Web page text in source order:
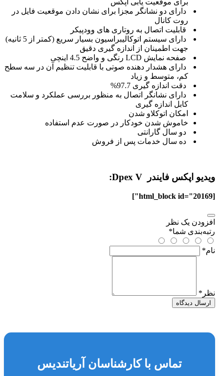
برای موقعیت یابی اپکس
دارای دو نشانگر مجزا برای نشان دادن موقعیت فایل در
روت کانال
قابلیت اتصال به روتاری های وودپیکر
دارای سیستم اتوکالیبراسیون بسیار سریع (کمتر از 5 ثانیه)
جهت اطمینان از اندازه گیری دقیق
صفحه نمایش LCD رنگی و واضح 4.5 اینچی
دارای هشدار دهنده صوتی با قابلیت تنظیم آن در سه سطح
کم، متوسط و زیاد
دقت اندازه گیری 97.7%
دارای نشانگر اتصال به منظور بررسی عملکرد و سلامت
کابل اندازه گیری
امکان اتوکلاو شدن
خاموش شدن خودکار در صورت عدم استفاده
دو سال گارانتی
ده سال خدمات پس از فروش
ویدیو اپکس فایندر Dpex V:
[html_block id="20169"]
افزودن یک نظر
رتبه‌بندی شما*
نام*
نظر *
ارسال دیدگاه
تماس با کارشناسان آریاتندیس